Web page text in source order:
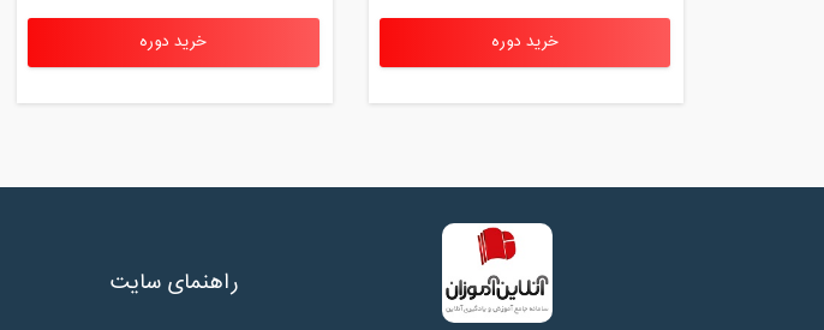
خرید دوره خرید دوره
راهنمای سایت